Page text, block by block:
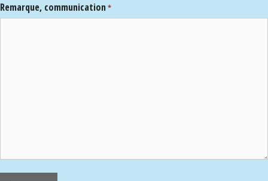
Remarque, communication*